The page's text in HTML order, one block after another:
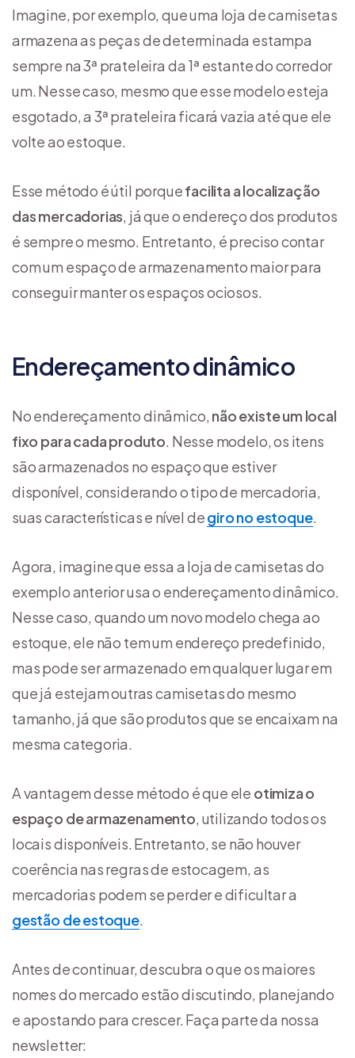
Imagine, por exemplo, que uma loja de camisetas
armazena as peças de determinada estampa
sempre na 3ª prateleira da 1ª estante do corredor
um. Nesse caso, mesmo que esse modelo esteja
esgotado, a 3ª prateleira ficará vazia até que ele
volte ao estoque.
Esse método é útil porquefacilita a localização
das mercadorias, já que o endereço dos produtos
é sempre o mesmo. Entretanto, é preciso contar
com um espaço de armazenamento maior para
conseguir manter os espaços ociosos.
Endereçamento dinâmico
No endereçamento dinâmico, não existe um local
fixo para cada produto. Nesse modelo, os itens
são armazenados no espaço que estiver
disponível, considerando o tipo de mercadoria,
suas características e nível degiro no estoque.
Agora, imagine que essa a loja de camisetas do
exemplo anterior usa o endereçamento dinâmico.
Nesse caso, quando um novo modelo chega ao
estoque, ele não tem um endereço predefinido,
mas pode ser armazenado em qualquer lugar em
que já estejam outras camisetas do mesmo
tamanho, já que são produtos que se encaixam na
mesma categoria.
A vantagem desse método é que ele otimiza o
espaço de armazenamento, utilizando todos os
locais disponíveis. Entretanto, se não houver
coerência nas regras de estocagem, as
mercadorias podem se perder e dificultar a
gestão de estoque.
Antes de continuar, descubra o que os maiores
nomes do mercado estão discutindo, planejando
e apostando para crescer. Faça parte da nossa
newsletter: